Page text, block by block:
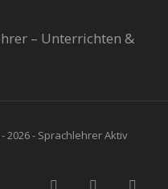
– Unterrichten &
2026 - Sprachlehrer Aktiv